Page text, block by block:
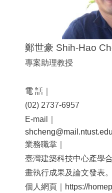
鄭世豪 Shih-Hao
專案助理教授
電 話｜
(02) 2737-6957
E-mail｜
業務職掌｜
臺灣建築科技中心產學
畫執行成果及論文發表。
個人網頁​｜
https://